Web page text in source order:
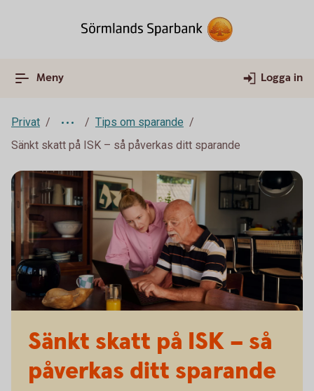
Meny Logga in
Privat
Tips om sparande
Sänkt skatt på ISK – så påverkas ditt sparande
Sänkt skatt på ISK – så
påverkas ditt sparande